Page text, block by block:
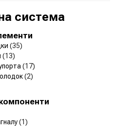
система
(35)
(13)
(17)
(2)
(1)